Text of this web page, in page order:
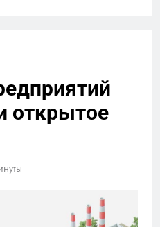
открытое